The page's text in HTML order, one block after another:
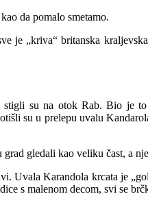
da pomalo smetamo.
je „kriva“ britanska
su na otok Rab. Bio je
su u prelepu uvalu
gledali kao veliku čast, a
Uvala Karandola krcata je
s malenom decom, svi se